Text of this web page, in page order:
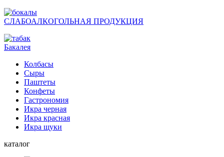
СЛАБОАЛКОГОЛЬНАЯ ПРОДУКЦИЯ
Бакалея
Колбасы
Сыры
Паштеты
Конфеты
Гастрономия
Икра черная
Икра красная
Икра щуки
каталог